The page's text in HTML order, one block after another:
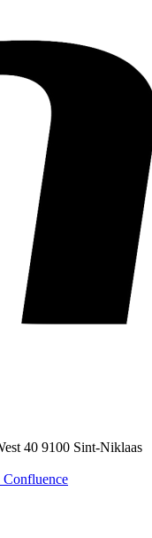
40 9100 Sint-Niklaas
Confluence